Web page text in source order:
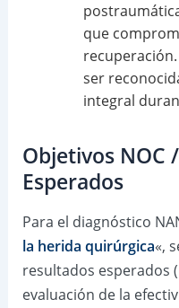
que
ser
integral
Objetivos NOC
Esperados
Para el diagnóstico
la herida quirúrgica«,
resultados esperados
evaluación de la